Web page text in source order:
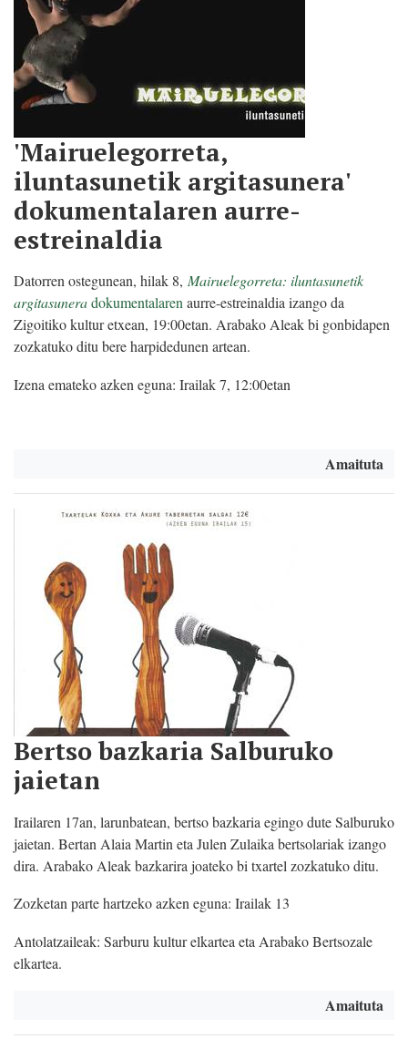
'Mairuelegorreta,
iluntasunetik argitasunera'
dokumentalaren aurre-
estreinaldia
Datorren ostegunean, hilak 8, Mairuelegorreta: iluntasunetik
argitasuneradokumentalarenaurre-estreinaldia izango da
Zigoitiko kultur etxean, 19:00etan. Arabako Aleak bi gonbidapen
zozkatuko ditu bere harpidedunen artean.
Izena emateko azken eguna: Irailak 7, 12:00etan
Amaituta
Bertso bazkaria Salburuko
jaietan
Irailaren 17an, larunbatean, bertso bazkaria egingo dute Salburuko
jaietan. Bertan Alaia Martin eta Julen Zulaika bertsolariak izango
dira. Arabako Aleak bazkarira joateko bi txartel zozkatuko ditu.
Zozketan parte hartzeko azken eguna: Irailak 13
Antolatzaileak: Sarburu kultur elkartea eta Arabako Bertsozale
elkartea.
Amaituta